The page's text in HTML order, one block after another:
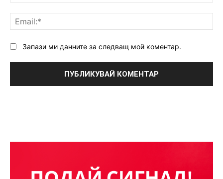
Запази ми данните за следващ мой коментар.